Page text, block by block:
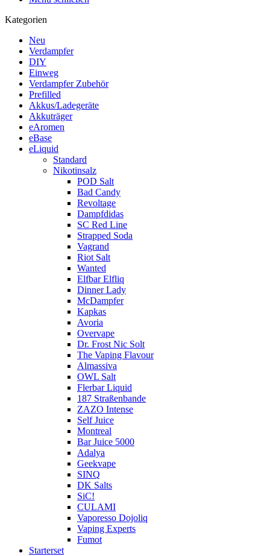
Kategorien
Neu
Verdampfer
DIY
Einweg
Verdampfer Zubehör
Prefilled
Akkus/Ladegeräte
Akkuträger
eAromen
eBase
eLiquid
Standard
Nikotinsalz
POD Salt
Bad Candy
Revoltage
Dampfdidas
SC Red Line
Strapped Soda
Vagrand
Riot Salt
Wanted
Elfbar Elfliq
Dinner Lady
McDampfer
Kapkas
Avoria
Overvape
Dr. Frost Nic Solt
The Vaping Flavour
Almassiva
OWL Salt
Flerbar Liquid
187 Straßenbande
ZAZO Intense
Self Juice
Montreal
Bar Juice 5000
Adalya
Geekvape
SINQ
DK Salts
SiC!
CULAMI
Vaporesso Dojoliq
Vaping Experts
Fumot
Starterset